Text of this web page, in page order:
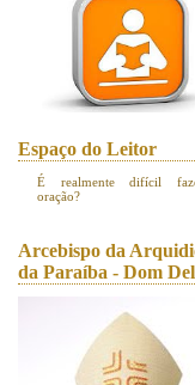
Espaço do Leitor
É realmente difícil
oração?
Arcebispo da
da Paraíba - Dom